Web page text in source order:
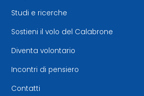
Studi e ricerche
Sostieni il volo del Calabrone
Diventa volontario
Incontri di pensiero
Contatti